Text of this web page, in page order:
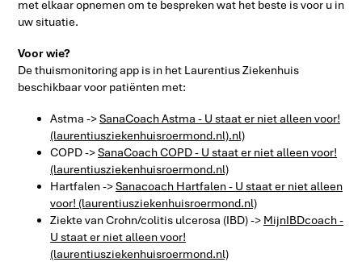
met elkaar opnemen om te bespreken wat het beste is voor u in
uw situatie.
Voor wie?
De thuismonitoring app is in het Laurentius Ziekenhuis
beschikbaar voor patiënten met:
Astma ->SanaCoach Astma - U staat er niet alleen voor!
(laurentiusziekenhuisroermond.nl).nl)
COPD ->SanaCoach COPD - U staat er niet alleen voor!
(laurentiusziekenhuisroermond.nl)
Hartfalen ->Sanacoach Hartfalen - U staat er niet alleen
voor! (laurentiusziekenhuisroermond.nl)
Ziekte van Crohn/colitis ulcerosa (IBD) -> MijnIBDcoach -
U staat er niet alleen voor!
(laurentiusziekenhuisroermond.nl)